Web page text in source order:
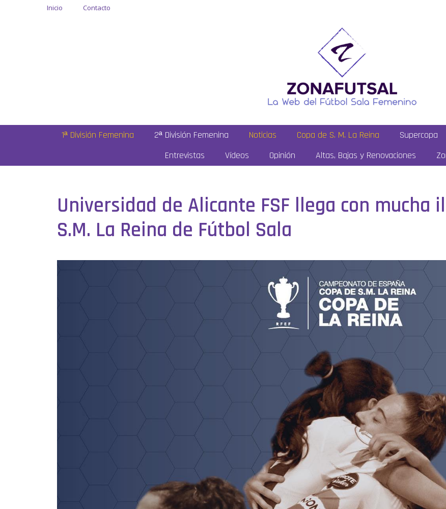
Inicio Contacto
1ª División Femenina 2ª División Femenina Noticias Copa de S. M. La Reina Supercopa
Entrevistas
Vídeos Opinión Altas, Bajas y Renovaciones
Universidad de Alicante FSF llega con mucha
S.M. La Reina de Fútbol Sala